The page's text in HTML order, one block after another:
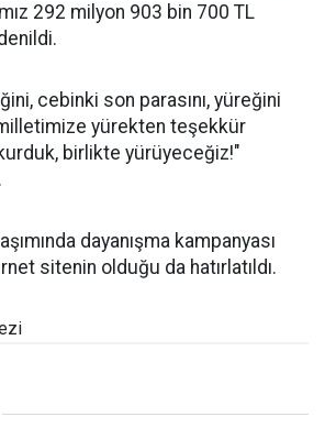
292 milyon 903 bin 700 TL
cebinki son parasını, yüreğini
yürekten teşekkür
birlikte yürüyeceğiz!"
dayanışma kampanyası
sitenin olduğu da hatırlatıldı.